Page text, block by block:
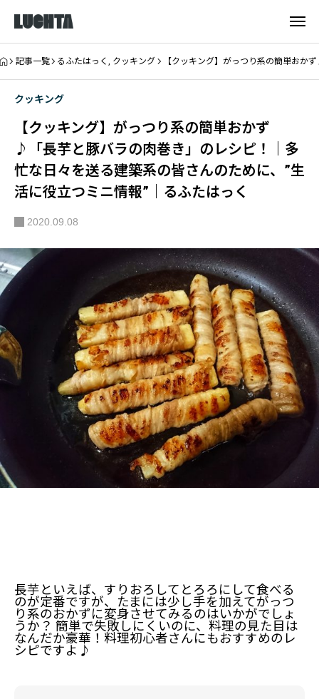
記事一覧 るふたはっく, クッキング 【クッキング】がっつり系の簡単おか
クッキング
【クッキング】がっつり系の簡単おかず
♪「長芋と豚バラの肉巻き」のレシピ！｜多
忙な日々を送る建築系の皆さんのために、”生
活に役立つミニ情報”｜るふたはっく
2020.09.08
長芋といえば、すりおろしてとろろにして食べる
のが定番ですが、たまには少し手を加えてがっつ
り系のおかずに変身させてみるのはいかがでしょ
うか？ 簡単で失敗しにくいのに、料理の見た目は
なんだか豪華！料理初心者さんにもおすすめのレ
シピですよ♪